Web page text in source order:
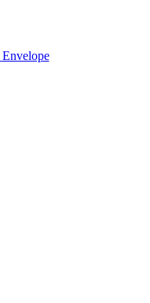
Envelope